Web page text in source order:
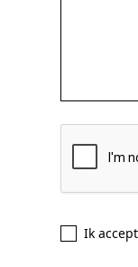
Ik